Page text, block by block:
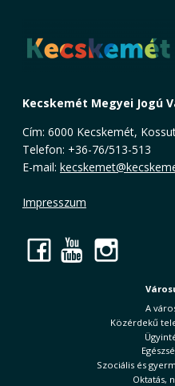
Kecskemét Megyei Jogú
Cím: 6000 Kecskemét,
Telefon: +36-76/513-513
E-mail:
Impresszum
A
Közérdekű
Szociális és
Oktatás,